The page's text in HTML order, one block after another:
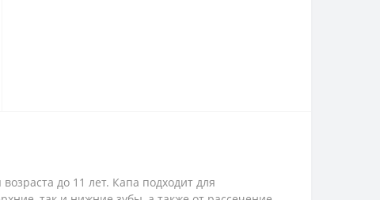
до 11 лет. Капа подходит для